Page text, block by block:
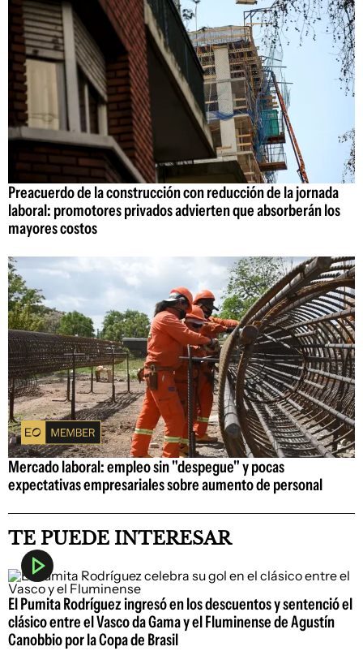
Preacuerdo de la construcción con reducción de la jornada
laboral: promotores privados advierten que absorberán los
mayores costos
Mercado laboral: empleo sin "despegue" y pocas
expectativas empresariales sobre aumento de personal
TE PUEDE INTERESAR
El Pumita Rodríguez ingresó en los descuentos y sentenció el
clásico entre el Vasco da Gama y el Fluminense de Agustín
Canobbio por la Copa de Brasil